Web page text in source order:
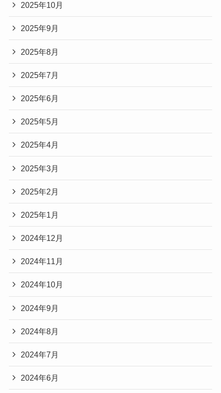
2025年10月
2025年9月
2025年8月
2025年7月
2025年6月
2025年5月
2025年4月
2025年3月
2025年2月
2025年1月
2024年12月
2024年11月
2024年10月
2024年9月
2024年8月
2024年7月
2024年6月